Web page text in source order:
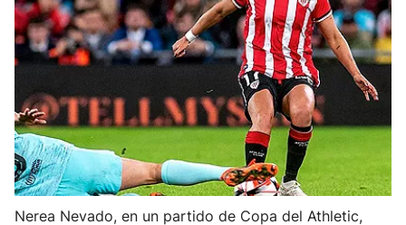
Balonmano
Kirolak 360
Atletismo
Carreras de montaña
Nerea Nevado, en un partido de Copa del Athletic,